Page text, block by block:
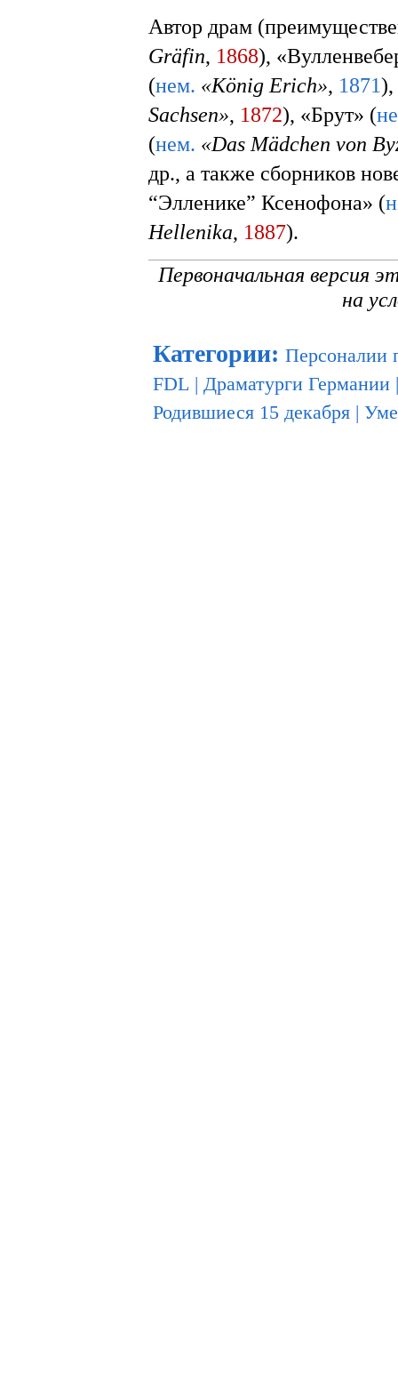
Автор драм
Gräfin, 1868),
(нем. «König Erich», 1871),
Sachsen», 1872), «Брут» (
(нем. «Das Mädchen von
др., а также сборников
“Элленике” Ксенофона» (
Hellenika, 1887).
Первоначальная версия
на
Категории: Персоналии
FDL | Драматурги Германии
Родившиеся 15 декабря |